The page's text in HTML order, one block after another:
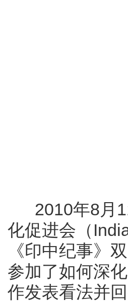
2010年8月
化促进会（
《印中纪事》
参加了如何深
作发表看法并